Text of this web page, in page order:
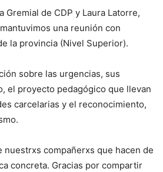
Gremial de CDP y Laura Latorre,
una reunión con
la provincia (Nivel Superior).
sobre las urgencias, sus
el proyecto pedagógico que llevan
carcelarias y el reconocimiento,
nuestrxs compañerxs que hacen de
concreta. Gracias por compartir